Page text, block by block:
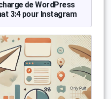
de WordPress
3:4 pour Instagram